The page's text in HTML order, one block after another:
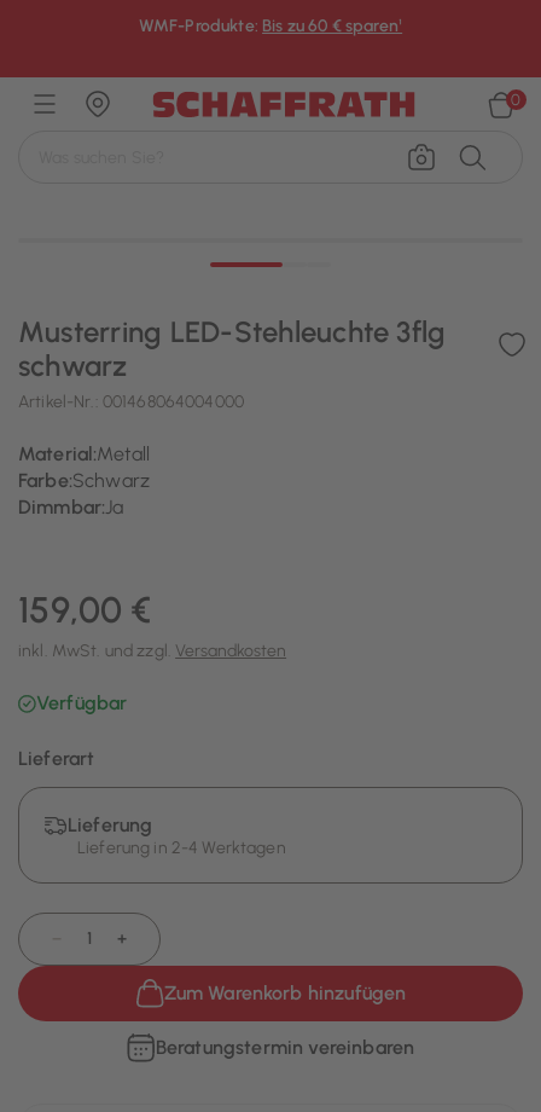
WMF-Produkte: Bis zu 60 € sparen¹
0
Musterring LED-Stehleuchte 3flg
schwarz
Artikel-Nr.: 001468064004000
Material:Metall
Farbe:Schwarz
Dimmbar:Ja
159,00 €
inkl. MwSt. und zzgl. Versandkosten
Verfügbar
Lieferart
Lieferung
Lieferung in 2-4 Werktagen
+
Zum Warenkorb hinzufügen
Beratungstermin vereinbaren